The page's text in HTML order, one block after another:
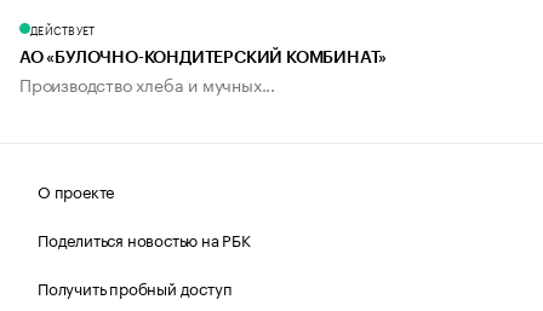
ДЕЙСТВУЕТ
АО «БУЛОЧНО-КОНДИТЕРСКИЙ КОМБИНАТ»
Производство хлеба и мучных...
О проекте
Поделиться новостью на РБК
Получить пробный доступ